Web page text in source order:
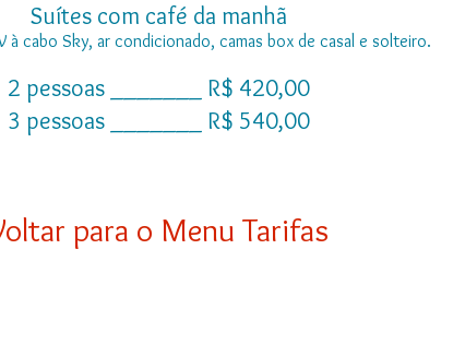
Suítes com café da manhã
à cabo Sky, ar condicionado, camas box de casal e solteiro.
2 pessoas _______ R$ 420,00
3 pessoas _______ R$ 540,00
para o Menu Tarifas